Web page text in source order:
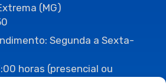
(MG)
Segunda a Sexta-
horas (presencial ou